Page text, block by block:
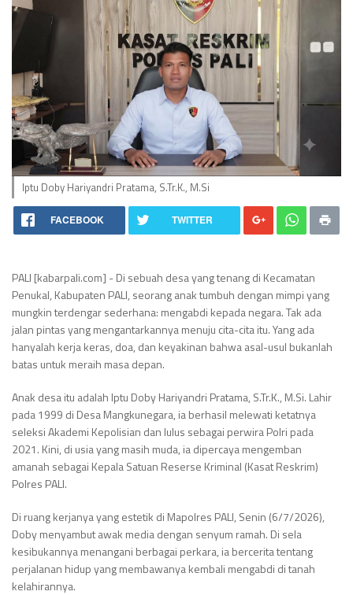
Iptu Doby Hariyandri Pratama, S.Tr.K., M.Si
FACEBOOK TWITTER
PALI [kabarpali.com] - Di sebuah desa yang tenang di Kecamatan
Penukal, Kabupaten PALI, seorang anak tumbuh dengan mimpi yang
mungkin terdengar sederhana: mengabdi kepada negara. Tak ada
jalan pintas yang mengantarkannya menuju cita-cita itu. Yang ada
hanyalah kerja keras, doa, dan keyakinan bahwa asal-usul bukanlah
batas untuk meraih masa depan.
Anak desa itu adalah Iptu Doby Hariyandri Pratama, S.Tr.K., M.Si. Lahir
pada 1999 di Desa Mangkunegara, ia berhasil melewati ketatnya
seleksi Akademi Kepolisian dan lulus sebagai perwira Polri pada
2021. Kini, di usia yang masih muda, ia dipercaya mengemban
amanah sebagai Kepala Satuan Reserse Kriminal (Kasat Reskrim)
Polres PALI.
Di ruang kerjanya yang estetik di Mapolres PALI, Senin (6/7/2026),
Doby menyambut awak media dengan senyum ramah. Di sela
kesibukannya menangani berbagai perkara, ia bercerita tentang
perjalanan hidup yang membawanya kembali mengabdi di tanah
kelahirannya.